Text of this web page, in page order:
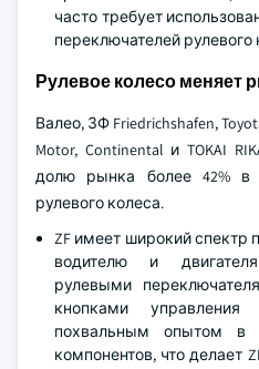
часто требует
переключателей рулевого
Рулевое колесо меняет
Валео, ЗФ Friedrichshafen,
Motor, Continental и TOKAI
долю рынка более 42% в
рулевого колеса.
ZF имеет широкий
водителю и
рулевыми
кнопками
похвальным опытом в
компонентов, что